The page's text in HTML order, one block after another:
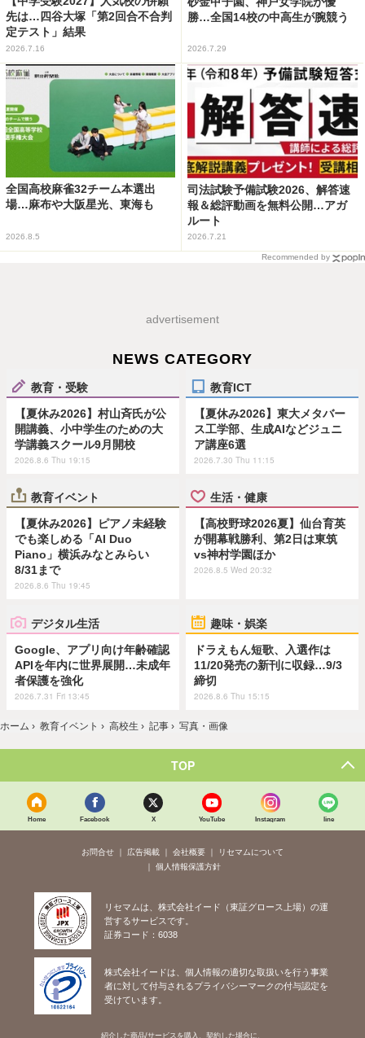
先は…四谷大塚「第2回合不合判
定テスト」結果
2026.7.16
勝…全国14校の中高生が腕競う
2026.7.29
全国高校麻雀32チーム本選出
場…麻布や大阪星光、東海も
2026.8.5
司法試験予備試験2026、解答速
報＆総評動画を無料公開…アガ
ルート
2026.7.21
Recommended by
advertisement
NEWS CATEGORY
教育・受験
【夏休み2026】村山斉氏が公
開講義、小中学生のための大
学講義スクール9月開校
2026.8.6 Thu 19:15
教育ICT
【夏休み2026】東大メタバー
ス工学部、生成AIなどジュニ
ア講座6選
2026.7.30 Thu 11:15
教育イベント
【夏休み2026】ピアノ未経験
でも楽しめる「AI Duo
Piano」横浜みなとみらい
8/31まで
2026.8.6 Thu 19:45
生活・健康
【高校野球2026夏】仙台育英
が開幕戦勝利、第2日は東筑
vs神村学園ほか
2026.8.5 Wed 20:32
デジタル生活
Google、アプリ向け年齢確認
APIを年内に世界展開…未成年
者保護を強化
2026.7.31 Fri 13:45
趣味・娯楽
ドラえもん短歌、入選作は
11/20発売の新刊に収録…9/3
締切
2026.8.6 Thu 15:15
ホーム › 教育イベント › 高校生 › 記事 › 写真・画像
TOP
Home Facebook X YouTube Instagram line
お問合せ 広告掲載 会社概要
リセマムについて
個人情報保護方針
リセマムは、株式会社イード（東証グロース上場）の運
営するサービスです。
証券コード：6038
株式会社イードは、個人情報の適切な取扱いを行う事業
者に対して付与されるプライバシーマークの付与認定を
受けています。
紹介した商品/サービスを購入、契約した場合に、